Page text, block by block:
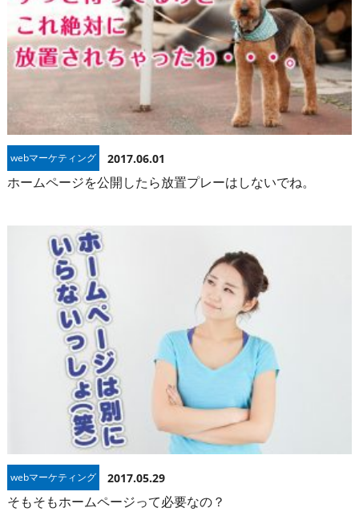
webマーケティング 2017.06.01
ホームページを公開したら放置プレーはしないでね。
webマーケティング 2017.05.29
そもそもホームページって必要なの？